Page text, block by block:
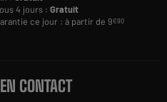
4 jours :Gratuit
ce jour : à partir de 9€90
CONTACT